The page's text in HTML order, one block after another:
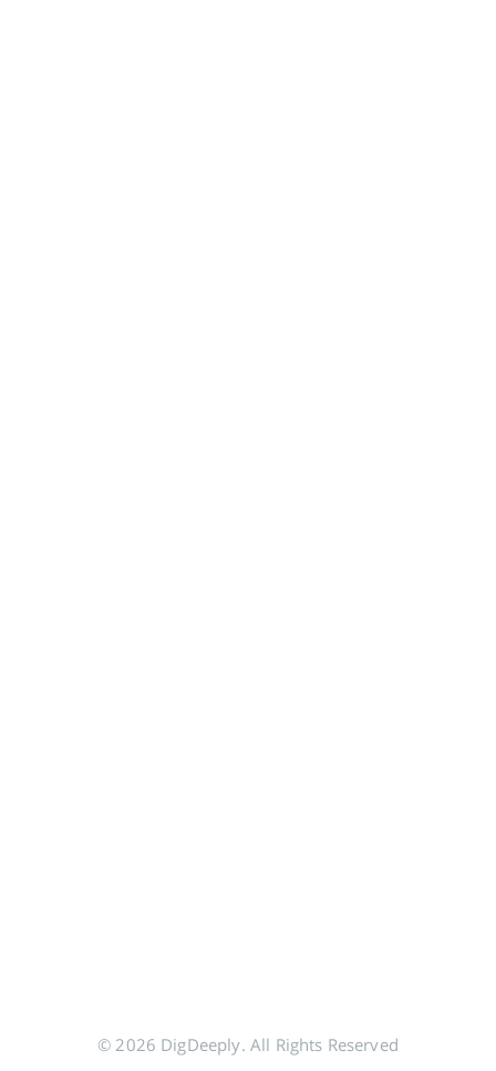
© 2026 DigDeeply. All Rights Reserved